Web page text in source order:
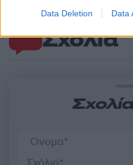
Data Deletion Data
Σχόλια